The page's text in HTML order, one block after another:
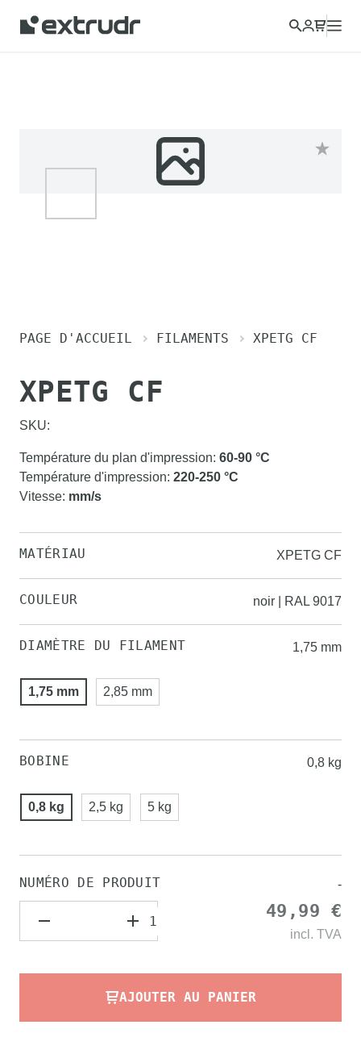
PAGE D'ACCUEIL FILAMENTS XPETG CF
XPETG CF
SKU:
Température du plan d'impression: 60-90 °C
Température d'impression: 220-250 °C
Vitesse: mm/s
MATÉRIAU XPETG CF
COULEUR noir | RAL 9017
DIAMÈTRE DU FILAMENT 1,75 mm
1,75 mm 2,85 mm
BOBINE 0,8 kg
0,8 kg 2,5 kg 5 kg
NUMÉRO DE PRODUIT -
49,99 €
incl. TVA
AJOUTER AU PANIER